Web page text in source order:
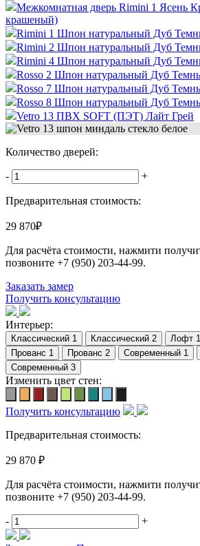
Межкомнатная дверь Rimini 1 Ясень
крашеный)
Rimini 1 Шпон натуральный Дуб
Rimini 2 Шпон натуральный Дуб
Rimini 4 Шпон натуральный Дуб
Rosso 2 Шпон натуральный Дуб
Rosso 7 Шпон натуральный Дуб
Rosso 8 Шпон натуральный Дуб
Vetro 13 ПВХ SOFT (ПЭТ) Лайт Грей
Количество дверей:
- +
Предварительная стоимость:
29 870₽
Для расчёта стоимости, нажмити
позвоните +7 (950) 203-44-99.
Заказать замер
Получить консультацию
Интерьер:
Изменить цвет стен:
Получить консультацию
Предварительная стоимость:
29 870 ₽
Для расчёта стоимости, нажмити
позвоните +7 (950) 203-44-99.
- +